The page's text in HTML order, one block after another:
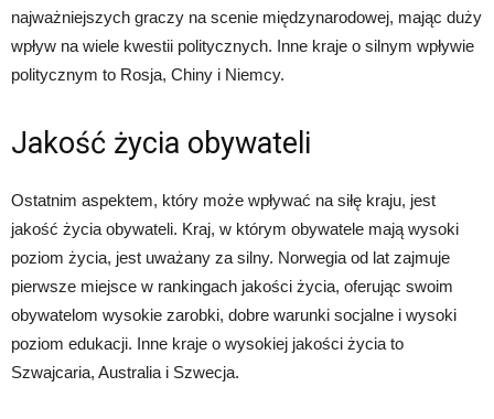
najważniejszych graczy na scenie międzynarodowej, mając duży
wpływ na wiele kwestii politycznych. Inne kraje o silnym wpływie
politycznym to Rosja, Chiny i Niemcy.
Jakość życia obywateli
Ostatnim aspektem, który może wpływać na siłę kraju, jest
jakość życia obywateli. Kraj, w którym obywatele mają wysoki
poziom życia, jest uważany za silny. Norwegia od lat zajmuje
pierwsze miejsce w rankingach jakości życia, oferując swoim
obywatelom wysokie zarobki, dobre warunki socjalne i wysoki
poziom edukacji. Inne kraje o wysokiej jakości życia to
Szwajcaria, Australia i Szwecja.